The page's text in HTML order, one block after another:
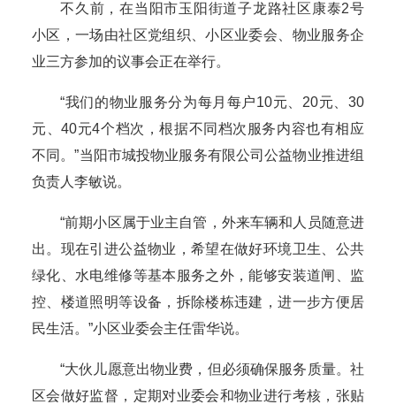
不久前，在当阳市玉阳街道子龙路社区康泰2号
小区，一场由社区党组织、小区业委会、物业服务企
业三方参加的议事会正在举行。
“我们的物业服务分为每月每户10元、20元、30
元、40元4个档次，根据不同档次服务内容也有相应
不同。”当阳市城投物业服务有限公司公益物业推进组
负责人李敏说。
“前期小区属于业主自管，外来车辆和人员随意进
出。现在引进公益物业，希望在做好环境卫生、公共
绿化、水电维修等基本服务之外，能够安装道闸、监
控、楼道照明等设备，拆除楼栋违建，进一步方便居
民生活。”小区业委会主任雷华说。
“大伙儿愿意出物业费，但必须确保服务质量。社
区会做好监督，定期对业委会和物业进行考核，张贴